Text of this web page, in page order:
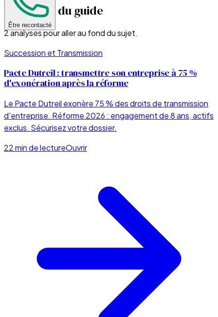
Être recontacté
Les fiches du guide
2analyses pour aller au fond du sujet.
Succession et Transmission
Pacte Dutreil : transmettre son entreprise à 75 %
d'exonération après la réforme
Le Pacte Dutreil exonère 75 % des droits de transmission
d'entreprise. Réforme 2026 : engagement de 8 ans, actifs
exclus. Sécurisez votre dossier.
22 min de lectureOuvrir